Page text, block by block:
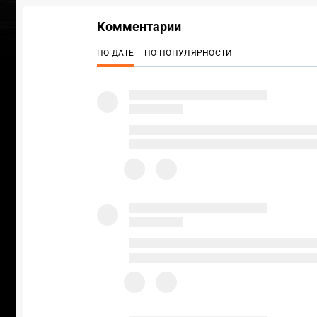
Комментарии
ПО ДАТЕ ПО ПОПУЛЯРНОСТИ